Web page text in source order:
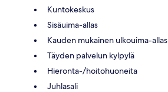
Kuntokeskus
Sisäuima-allas
Kauden mukainen ulkouima-allas
Täyden palvelun kylpylä
Hieronta-/hoitohuoneita
Juhlasali